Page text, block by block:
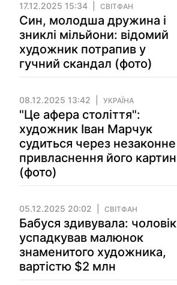
17.12.2025 15:34 СВІТФАН
Син, молодша дружина і
зниклі мільйони: відомий
художник потрапив у
гучний скандал (фото)
08.12.2025 13:42 УКРАЇНА
"Це афера століття":
художник Іван Марчук
судиться через незаконне
привласнення його картин
(фото)
05.12.2025 20:02 СВІТФАН
Бабуся здивувала: чоловік
успадкував малюнок
знаменитого художника,
вартістю $2 млн